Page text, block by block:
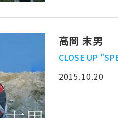
高岡 末男
CLOSE UP
2015.10.20